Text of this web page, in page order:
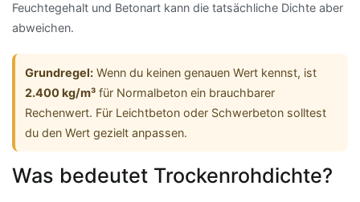
Feuchtegehalt und Betonart kann die tatsächliche Dichte aber
abweichen.
Grundregel: Wenn du keinen genauen Wert kennst, ist
2.400 kg/m³ für Normalbeton ein brauchbarer
Rechenwert. Für Leichtbeton oder Schwerbeton solltest
du den Wert gezielt anpassen.
Was bedeutet Trockenrohdichte?